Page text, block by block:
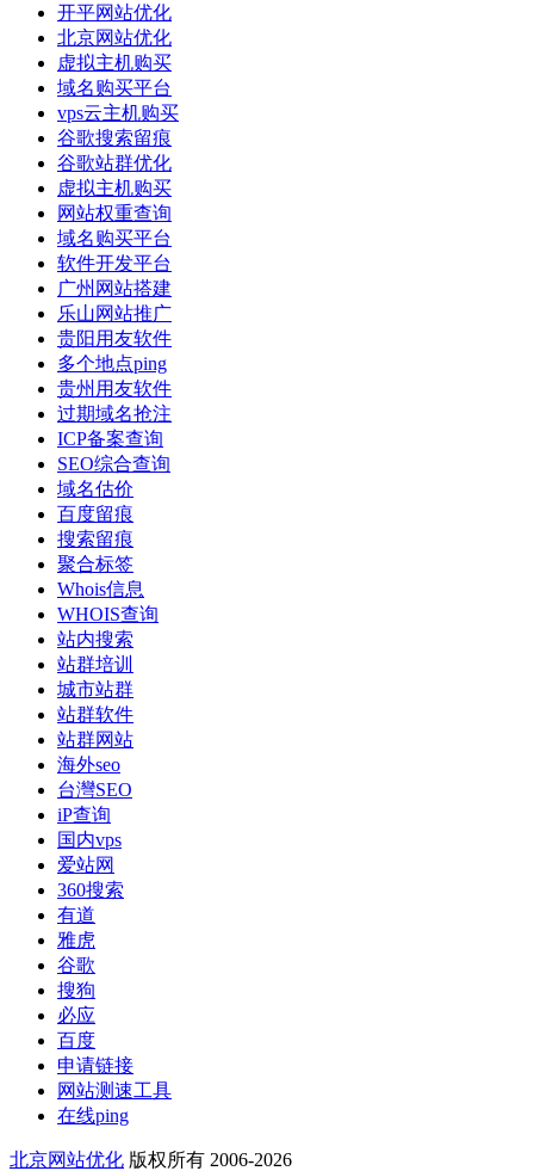
开平网站优化
北京网站优化
虚拟主机购买
域名购买平台
vps云主机购买
谷歌搜索留痕
谷歌站群优化
虚拟主机购买
网站权重查询
域名购买平台
软件开发平台
广州网站搭建
乐山网站推广
贵阳用友软件
多个地点ping
贵州用友软件
过期域名抢注
ICP备案查询
SEO综合查询
域名估价
百度留痕
搜索留痕
聚合标签
Whois信息
WHOIS查询
站内搜索
站群培训
城市站群
站群软件
站群网站
海外seo
台灣SEO
iP查询
国内vps
爱站网
360搜索
有道
雅虎
谷歌
搜狗
必应
百度
申请链接
网站测速工具
在线ping
北京网站优化 版权所有 2006-2026